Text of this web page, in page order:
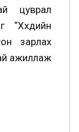
цуврал
зарлах
ажиллаж